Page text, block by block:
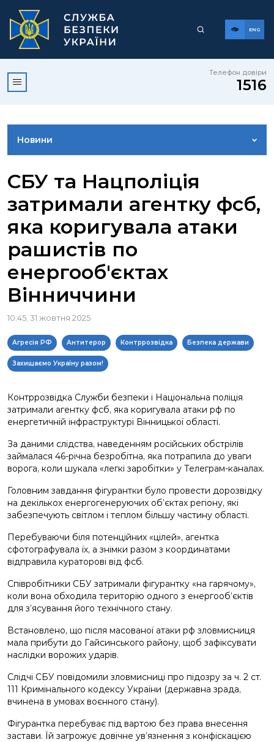
ENG
Телефон довіри
1516
Новини
ВІДЕОГАЛЕРЕЯ
КОНТАКТИ ПРЕСЦЕНТРУ
СБУ та Нацполіція
затримали агентку фсб,
яка коригувала атаки
рашистів по
енергооб'єктах
Вінниччини
10:45, 31 жовтня 2025
Агресія РФ Антитерор Контррозвідка Безпека держави
Захищаємо Україну разом!
Контррозвідка Служби безпеки і Національна поліція
затримали агентку фсб, яка коригувала атаки рф по
енергетичній інфраструктурі Вінницької області.
За даними слідства, наведенням російських обстрілів
займалася 46-річна безробітна, яка потрапила до уваги
ворога, коли шукала «легкі заробітки» у Телеграм-каналах.
Головним завдання фігурантки було провести дорозвідку
на декількох енергогенеруючих об’єктах регіону, які
забезпечують світлом і теплом більшу частину області.
Перебуваючи біля потенційних «цілей», агентка
сфотографувала їх, а знімки разом з координатами
відправила кураторові від фсб.
Співробітники СБУ затримали фігурантку «на гарячому»,
коли вона обходила територію одного з енергооб’єктів
для з’ясування його технічного стану.
Встановлено, що після масованої атаки рф зловмисниця
мала прибути до Гайсинського району, щоб зафіксувати
наслідки ворожих ударів.
Слідчі СБУ повідомили зловмисниці про підозру за ч. 2 ст.
111 Кримінального кодексу України (державна зрада,
вчинена в умовах воєнного стану).
Фігурантка перебуває під вартою без права внесення
застави. Їй загрожує довічне ув’язнення з конфіскацією